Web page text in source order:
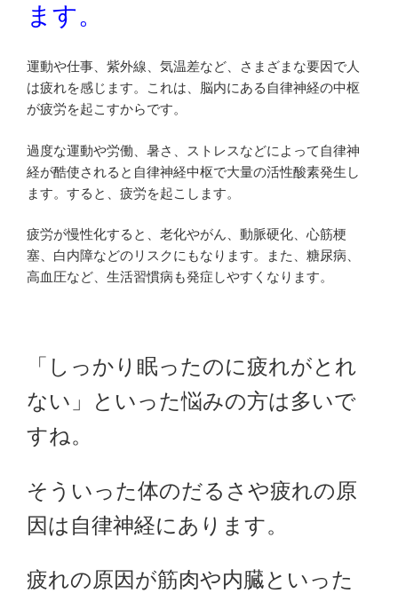
ます。
運動や仕事、紫外線、気温差など、さまざまな要因で人
は疲れを感じます。これは、脳内にある自律神経の中枢
が疲労を起こすからです。
過度な運動や労働、暑さ、ストレスなどによって自律神
経が酷使されると自律神経中枢で大量の活性酸素発生し
ます。すると、疲労を起こします。
疲労が慢性化すると、老化やがん、動脈硬化、心筋梗
塞、白内障などのリスクにもなります。また、糖尿病、
高血圧など、生活習慣病も発症しやすくなります。
「しっかり眠ったのに疲れがとれ
ない」といった悩みの方は多いで
すね。
そういった体のだるさや疲れの原
因は自律神経にあります。
疲れの原因が筋肉や内臓といった